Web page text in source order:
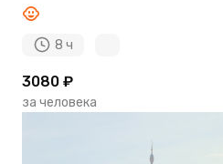
8 ч
3080 ₽
за человека